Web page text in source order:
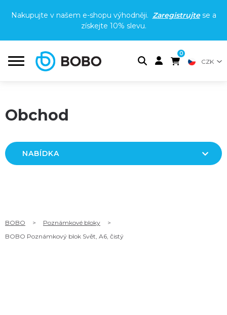
Nakupujte v našem e-shopu výhodněji. Zaregistrujtese a
získejte 10% slevu.
0
CZK
Obchod
NABÍDKA
BOBO > Poznámkové bloky
>
BOBO Poznámkový blok Svět, A6, čistý